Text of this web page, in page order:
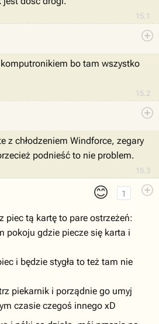
15.1
15.2
bo tam wszystko
15.3
z chłodzeniem Windforce, zegary
podnieść to nie problem.
😊 1
piec tą kartę to pare ostrzeżeń:
pokoju gdzie piecze się karta i
i będzie stygła to też tam nie
piekarnik i porządnie go umyj
czasie czegoś innego xD